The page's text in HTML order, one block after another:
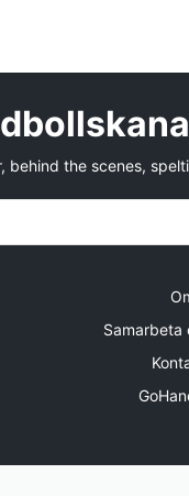
behind the scenes,
Samarbeta